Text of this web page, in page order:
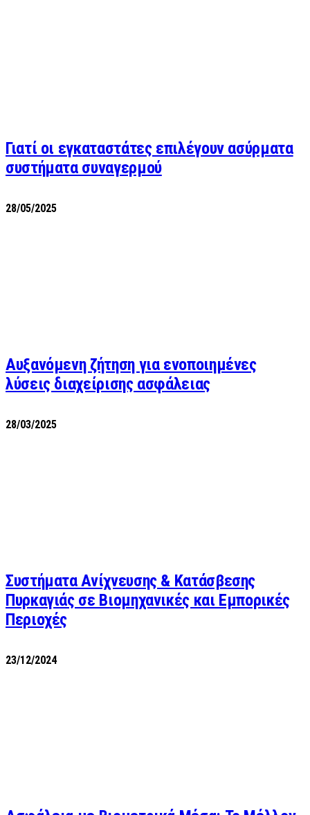
Γιατί οι εγκαταστάτες επιλέγουν ασύρματα
συστήματα συναγερμού
28/05/2025
Αυξανόμενη ζήτηση για ενοποιημένες
λύσεις διαχείρισης ασφάλειας
28/03/2025
Συστήματα Ανίχνευσης & Κατάσβεσης
Πυρκαγιάς σε Βιομηχανικές και Εμπορικές
Περιοχές
23/12/2024